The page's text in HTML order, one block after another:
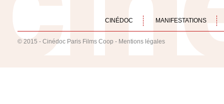
CINÉDOC MANIFESTATIONS
© 2015 - Cinédoc Paris Films Coop - Mentions légales